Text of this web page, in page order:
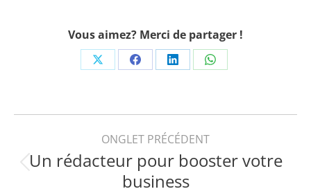
Vous aimez? Merci de partager !
Share
X
Share
Facebook
Share
LinkedIn
Share
WhatsApp
Navigation
de
ONGLET PRÉCÉDENT
Onglet
Un rédacteur pour booster votre
business